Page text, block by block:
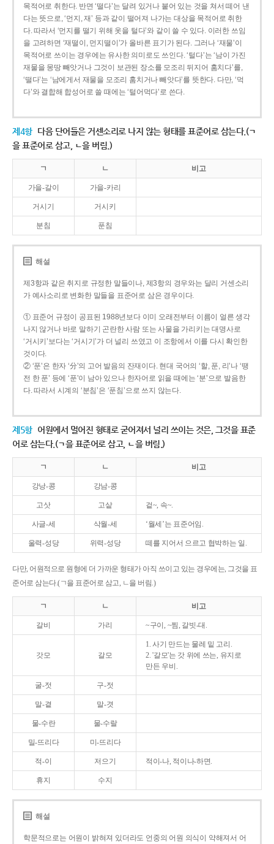
목적어로 취한다. 반면 ‘떨다’는 달려 있거나 붙어 있는 것을 쳐서 떼어 낸
다는 뜻으로, ‘먼지, 재’ 등과 같이 떨어져 나가는 대상을 목적어로 취한
다. 따라서 ‘먼지를 떨기 위해 옷을 털다’와 같이 쓸 수 있다. 이러한 쓰임
을 고려하면 ‘재떨이, 먼지떨이’가 올바른 표기가 된다. 그러나 ‘재물’이
목적어로 쓰이는 경우에는 유사한 의미로도 쓰인다. ‘털다’는 ‘남이 가진
재물을 몽땅 빼앗거나 그것이 보관된 장소를 모조리 뒤지어 훔치다’를,
‘떨다’는 ‘남에게서 재물을 모조리 훔치거나 빼앗다’를 뜻한다. 다만, ‘먹
다’와 결합해 합성어로 쓸 때에는 ‘털어먹다’로 쓴다.
제4항 다음 단어들은 거센소리로 나지 않는 형태를 표준어로 삼는다.(ㄱ
을 표준어로 삼고, ㄴ을 버림.)
ㄱ ㄴ 비고
가을-갈이 가을-카리
거시기 거시키
분침 푼침
해설
제3항과 같은 취지로 규정한 말들이나, 제3항의 경우와는 달리 거센소리
가 예사소리로 변화한 말들을 표준어로 삼은 경우이다.
① 표준어 규정이 공표된 1988년보다 이미 오래전부터 이름이 얼른 생각
나지 않거나 바로 말하기 곤란한 사람 또는 사물을 가리키는 대명사로
‘거시키’보다는 ‘거시기’가 더 널리 쓰였고 이 조항에서 이를 다시 확인한
것이다.
② ‘푼’은 한자 ‘分’의 고어 발음의 잔재이다. 현대 국어의 ‘할, 푼, 리’나 ‘땡
전 한 푼’ 등에 ‘푼’이 남아 있으나 한자어로 읽을 때에는 ‘분’으로 발음한
다. 따라서 시계의 ‘분침’은 ‘푼침’으로 쓰지 않는다.
제5항 어원에서 멀어진 형태로 굳어져서 널리 쓰이는 것은, 그것을 표준
어로 삼는다.(ㄱ을 표준어로 삼고, ㄴ을 버림.)
ㄱ ㄴ 비고
강낭-콩 강남-콩
고삿 고샅 겉~, 속~.
사글-세 삭월-세 ‘월세’는 표준어임.
울력-성당 위력-성당 떼를 지어서 으르고 협박하는 일.
다만, 어원적으로 원형에 더 가까운 형태가 아직 쓰이고 있는 경우에는, 그것을 표
준어로 삼는다.(ㄱ을 표준어로 삼고, ㄴ을 버림.)
ㄱ ㄴ 비고
갈비 가리 ~구이, ~찜, 갈빗-대.
갓모 갈모
1. 사기 만드는 물레 밑 고리.
2. '갈모'는 갓 위에 쓰는, 유지로
만든 우비.
굴-젓 구-젓
말-곁 말-겻
물-수란 물-수랄
밀-뜨리다 미-뜨리다
적-이 저으기 적이-나, 적이나-하면.
휴지 수지
해설
학문적으로는 어원이 밝혀져 있더라도 언중의 어원 의식이 약해져서 어